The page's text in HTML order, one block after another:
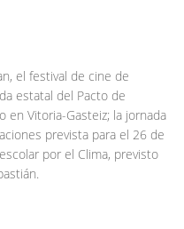
el festival de cine de
estatal del Pacto de
en Vitoria-Gasteiz; la jornada
prevista para el 26 de
por el Clima, previsto